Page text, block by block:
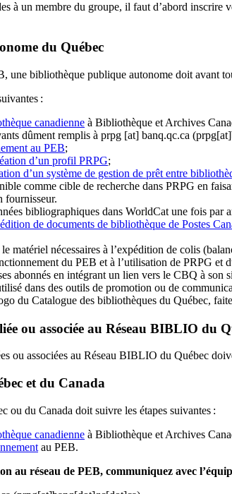
à un membre du groupe, il faut d’abord
du Québec
une bibliothèque publique autonome doit avant
:
canadienne à Bibliothèque et Archives
dûment remplis à prpg [at] banq.qc.ca
au PEB;
d’un profil PRPG;
d’un système de gestion de prêt entre
comme cible de recherche dans PRPG en
fournisseur.
bibliographiques dans WorldCat une fois par
de documents de bibliothèque de Postes
matériel nécessaires à l’expédition de colis
du PEB et à l’utilisation de PRPG et
abonnés en intégrant un lien vers le CBQ à
dans des outils de promotion ou de
du Catalogue des bibliothèques du Québec,
ou associée au Réseau BIBLIO du
ou associées au Réseau BIBLIO du Québec
et du Canada
ou du Canada doit suivre les étapes suivantes :
canadienne à Bibliothèque et Archives
au PEB.
au réseau de PEB, communiquez avec